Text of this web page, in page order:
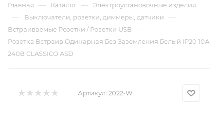
Главная — Каталог — Электроустановочные изделия
— Выключатели, розетки, диммеры, датчики —
Встраиваемые Розетки / Розетки USB —
Розетка Встраив Одинарная Без Заземления Белый IP20 10А
240В CLASSICO ASD
Артикул: 2022-W